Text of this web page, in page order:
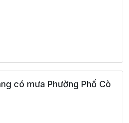
có mưa Phường Phố Cò